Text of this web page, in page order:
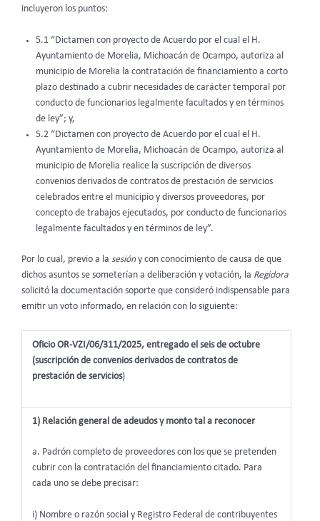
incluyeron los puntos:
5.1 “Dictamen con proyecto de Acuerdo por el cual el H.
Ayuntamiento de Morelia, Michoacán de Ocampo, autoriza al
municipio de Morelia la contratación de financiamiento a corto
plazo destinado a cubrir necesidades de carácter temporal por
conducto de funcionarios legalmente facultados y en términos
de ley”; y,
5.2 “Dictamen con proyecto de Acuerdo por el cual el H.
Ayuntamiento de Morelia, Michoacán de Ocampo, autoriza al
municipio de Morelia realice la suscripción de diversos
convenios derivados de contratos de prestación de servicios
celebrados entre el municipio y diversos proveedores, por
concepto de trabajos ejecutados, por conducto de funcionarios
legalmente facultados y en términos de ley”.
Por lo cual, previo a la sesióny con conocimiento de causa de que
dichos asuntos se someterían a deliberación y votación, la Regidora
solicitó la documentación soporte que consideró indispensable para
emitir un voto informado, en relación con lo siguiente:
Oficio OR-VZI/06/311/2025, entregado el seis de octubre
(suscripción de convenios derivados de contratos de
prestación de servicios)
1) Relación general de adeudos y monto tal a reconocer
a. Padrón completo de proveedores con los que se pretenden
cubrir con la contratación del financiamiento citado. Para
cada uno se debe precisar:
i) Nombre o razón social y Registro Federal de contribuyentes